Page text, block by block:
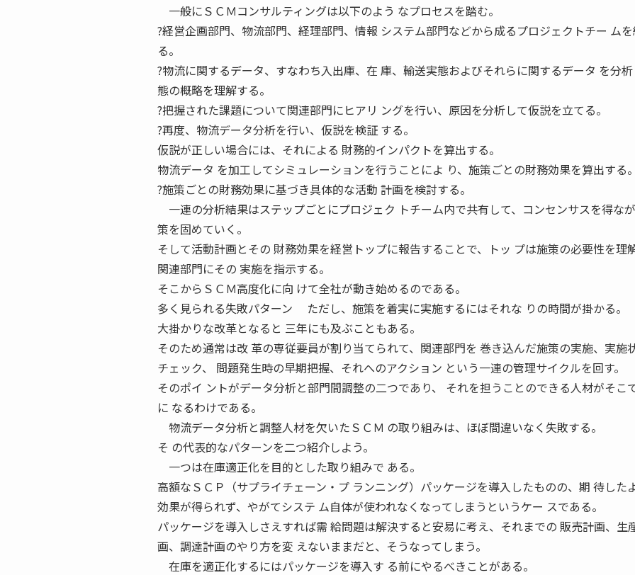
一般にＳＣＭコンサルティングは以下のよう なプロセスを踏む。
?経営企画部門、物流部門、経理部門、情報 システム部門などから成るプロジェクトチー ム
る。
?物流に関するデータ、すなわち入出庫、在 庫、輸送実態およびそれらに関するデータ を分
態の概略を理解する。
?把握された課題について関連部門にヒアリ ングを行い、原因を分析して仮説を立てる。
?再度、物流データ分析を行い、仮説を検証 する。
仮説が正しい場合には、それによる 財務的インパクトを算出する。
物流データ を加工してシミュレーションを行うことによ り、施策ごとの財務効果を算出する。
?施策ごとの財務効果に基づき具体的な活動 計画を検討する。
一連の分析結果はステップごとにプロジェク トチーム内で共有して、コンセンサスを得な
策を固めていく。
そして活動計画とその 財務効果を経営トップに報告することで、トッ プは施策の必要性を理
関連部門にその 実施を指示する。
そこからＳＣＭ高度化に向 けて全社が動き始めるのである。
多く見られる失敗パターン ただし、施策を着実に実施するにはそれな りの時間が掛かる。
大掛かりな改革となると 三年にも及ぶこともある。
そのため通常は改 革の専従要員が割り当てられて、関連部門を 巻き込んだ施策の実施、実施
チェック、 問題発生時の早期把握、それへのアクション という一連の管理サイクルを回す。
そのポイ ントがデータ分析と部門間調整の二つであり、 それを担うことのできる人材がそこ
に なるわけである。
物流データ分析と調整人材を欠いたＳＣＭ の取り組みは、ほぼ間違いなく失敗する。
そ の代表的なパターンを二つ紹介しよう。
一つは在庫適正化を目的とした取り組みで ある。
高額なＳＣＰ（サプライチェーン・プ ランニング）パッケージを導入したものの、期 待した
効果が得られず、やがてシステ ム自体が使われなくなってしまうというケー スである。
パッケージを導入しさえすれば需 給問題は解決すると安易に考え、それまでの 販売計画、生
画、調達計画のやり方を変 えないままだと、そうなってしまう。
在庫を適正化するにはパッケージを導入す る前にやるべきことがある。